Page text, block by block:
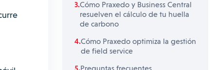
Cómo Praxedo y Business Central
resuelven el cálculo de tu huella
de carbono
Cómo Praxedo optimiza la gestión
de field service